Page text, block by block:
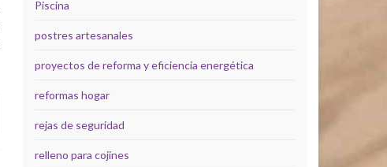
Piscina
postres artesanales
proyectos de reforma y eficiencia energética
reformas hogar
rejas de seguridad
relleno para cojines